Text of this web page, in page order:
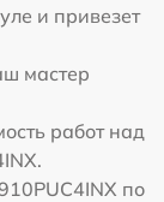
и привезет
мастер
работ над
по